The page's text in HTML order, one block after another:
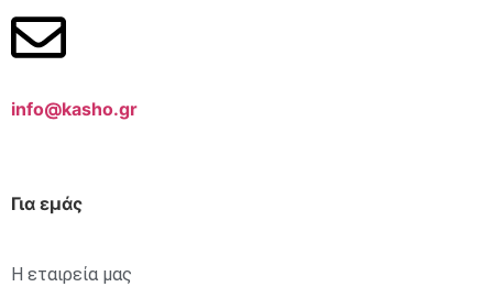
info@kasho.gr
Για εμάς
Η εταιρεία μας